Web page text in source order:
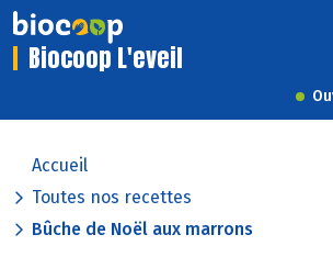
Biocoop L'eveil
Accueil
Toutes nos recettes
Bûche de Noël aux marrons